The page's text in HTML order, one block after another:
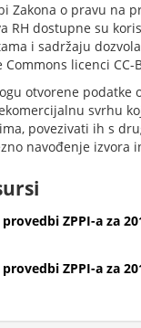
Zakona o pravu na
RH dostupne su
i sadržaju
licenci CC-
otvorene podatke
svrhu
povezivati ih s
navođenje izvora
ZPPI-a za
ZPPI-a za